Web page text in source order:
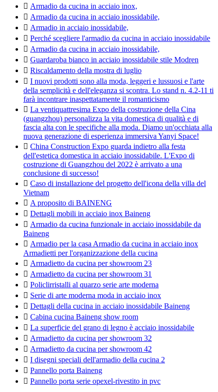
 Armadio da cucina in acciaio inox,
 Armadio da cucina in acciaio inossidabile,
 Armadio in acciaio inossidabile,
 Perché scegliere l'armadio da cucina in acciaio inossidabile
 Armadio da cucina in acciaio inossidabile,
 Guardaroba bianco in acciaio inossidabile stile Modren
 Riscaldamento della mostra di luglio
 I nuovi prodotti sono alla moda, leggeri e lussuosi e l'arte
della semplicità e dell'eleganza si scontra. Lo stand n. 4.2-11 ti
farà incontrare inaspettatamente il romanticismo
 La ventiquattresima Expo della costruzione della Cina
(guangzhou) personalizza la vita domestica di qualità e di
fascia alta con le specifiche alla moda. Diamo un'occhiata alla
nuova generazione di esperienza immersiva Yanyi Space!
 China Construction Expo guarda indietro alla festa
dell'estetica domestica in acciaio inossidabile. L'Expo di
costruzione di Guangzhou del 2022 è arrivato a una
conclusione di successo!
 Caso di installazione del progetto dell'icona della villa del
Vietnam
 A proposito di BAINENG
 Dettagli mobili in acciaio inox Baineng
 Armadio da cucina funzionale in acciaio inossidabile da
Baineng
 Armadio per la casa Armadio da cucina in acciaio inox
Armadietti per l'organizzazione della cucina
 Armadietto da cucina per showroom 23
 Armadietto da cucina per showroom 31
 Policlirristalli al quarzo serie arte moderna
 Serie di arte moderna moda in acciaio inox
 Dettagli della cucina in acciaio inossidabile Baineng
 Cabina cucina Baineng show room
 La superficie del grano di legno è acciaio inossidabile
 Armadietto da cucina per showroom 32
 Armadietto da cucina per showroom 42
 I disegni speciali dell'armadio della cucina 2
 Pannello porta Baineng
 Pannello porta serie opexel-rivestito in pvc